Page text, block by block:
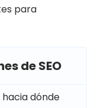
para
de SEO
dónde